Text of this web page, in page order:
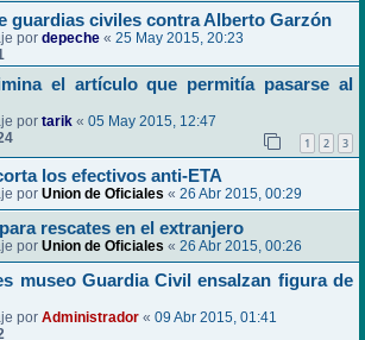
guardias civiles contra Alberto Garzón
por depeche « 25 May 2015, 20:23
el artículo que permitía pasarse al
por tarik « 05 May 2015, 12:47
1 2 3
los efectivos anti-ETA
por Union de Oficiales « 26 Abr 2015, 00:29
rescates en el extranjero
por Union de Oficiales « 26 Abr 2015, 00:26
museo Guardia Civil ensalzan figura de
por Administrador « 09 Abr 2015, 01:41